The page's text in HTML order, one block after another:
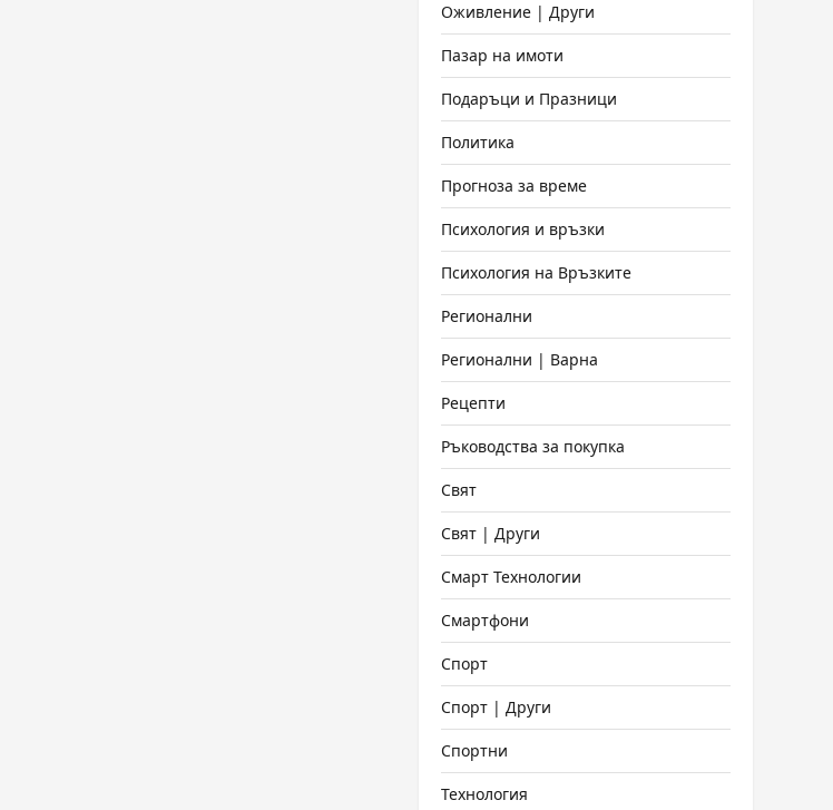
Оживление | Други
Пазар на имоти
Подаръци и Празници
Политика
Прогноза за време
Психология и връзки
Психология на Връзките
Регионални
Регионални | Варна
Рецепти
Ръководства за покупка
Свят
Свят | Други
Смарт Технологии
Смартфони
Спорт
Спорт | Други
Спортни
Технология